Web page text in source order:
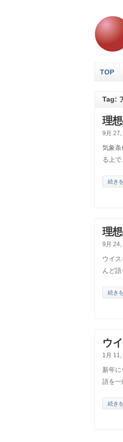
TOP
Tag:
理
9月 27,
気象条
る上
続き
理
9月 24,
ウイ
んど
続き
ウ
1月
新年
語を一
続き